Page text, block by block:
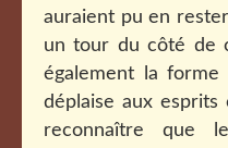
auraient pu en
un tour du côté de
également la forme
déplaise aux esprits
reconnaître que